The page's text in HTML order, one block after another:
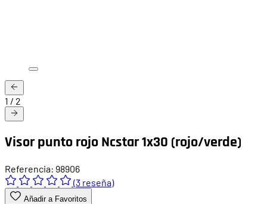
1 / 2
Visor punto rojo Ncstar 1x30 (rojo/verde)
Referencia: 98906
(3 reseña)
Añadir a Favoritos